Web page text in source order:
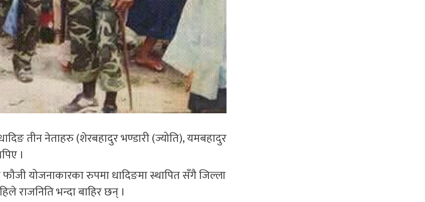
तीन नेताहरु (शेरबहादुर भण्डारी (ज्योति), यमबहादुर
।
योजनाकारका रुपमा धादिङमा स्थापित सँगै जिल्ला
राजनिति भन्दा बाहिर छन् ।